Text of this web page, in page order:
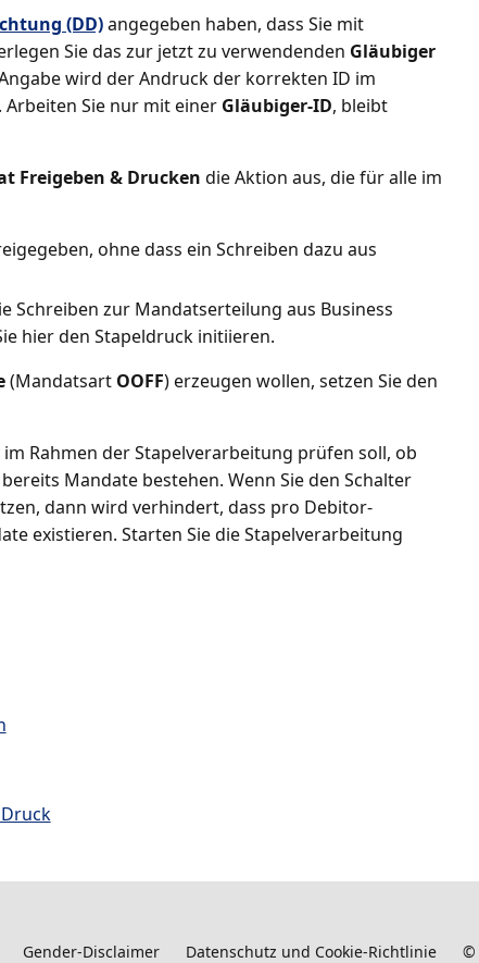
(DD)angegeben haben, dass Sie mit
Sie das zur jetzt zu verwendenden Gläubiger
wird der Andruck der korrekten ID im
Sie nur mit einer Gläubiger-ID, bleibt
Freigeben & Drucken die Aktion aus, die für alle im
ohne dass ein Schreiben dazu aus
Schreiben zur Mandatserteilung aus Business
hier den Stapeldruck initiieren.
(Mandatsart OOFF) erzeugen wollen, setzen Sie den
im Rahmen der Stapelverarbeitung prüfen soll, ob
Mandate bestehen. Wenn Sie den Schalter
dann wird verhindert, dass pro Debitor-
existieren. Starten Sie die Stapelverarbeitung
Gender-Disclaimer Datenschutz und Cookie-Richtlinie ©